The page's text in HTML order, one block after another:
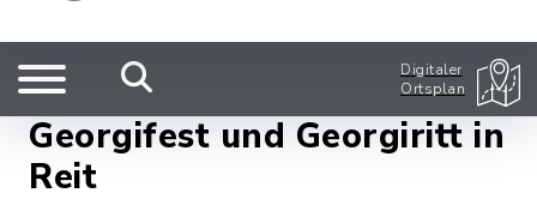
Digitaler
Ortsplan
Georgifest und Georgiritt in
Reit